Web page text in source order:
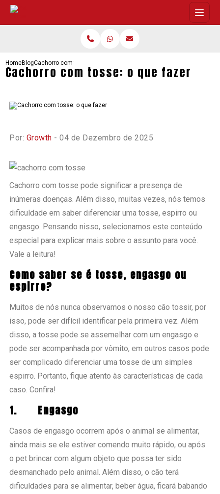
HomeBlogCachorro com tosse: o que fazer
Cachorro com tosse: o que fazer
Por: Growth - 04 de Dezembro de 2025
Cachorro com tosse pode significar a presença de
inúmeras doenças. Além disso, muitas vezes, nós temos
dificuldade em saber diferenciar uma tosse, espirro ou
engasgo. Pensando nisso, selecionamos este conteúdo
especial para explicar mais sobre o assunto para você.
Vale a leitura!
Como saber se é tosse, engasgo ou
espirro?
Muitos de nós nunca observamos o nosso cão tossir, por
isso, pode ser difícil identificar pela primeira vez. Além
disso, a tosse pode se assemelhar com um engasgo e
pode ser acompanhada por vômito, em outros casos pode
ser complicado diferenciar uma tosse de um simples
espirro. Portanto, fique atento às características de cada
caso. Confira!
1. Engasgo
Casos de engasgo ocorrem após o animal se alimentar,
ainda mais se ele estiver comendo muito rápido, ou após
o pet brincar com algum objeto que possa ter sido
desmanchado pelo animal. Além disso, o cão terá
dificuldades para se alimentar, beber água, ficará babando